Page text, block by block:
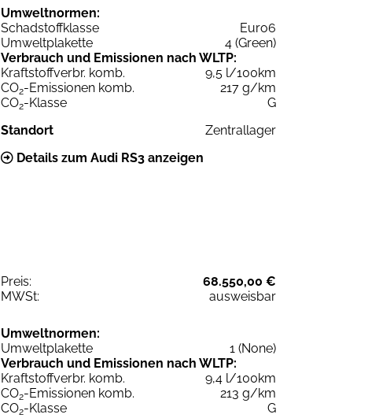
Umweltnormen:
Schadstoffklasse
Euro6
Umweltplakette
4 (Green)
Verbrauch und Emissionen nach WLTP:
Kraftstoffverbr. komb.
9,5 l/100km
CO2-Emissionen komb.
217 g/km
CO2-Klasse
G
Standort
Zentrallager
Details zum Audi RS3 anzeigen
Preis:
68.550,00 €
MWSt:
ausweisbar
Umweltnormen:
Umweltplakette
1 (None)
Verbrauch und Emissionen nach WLTP:
Kraftstoffverbr. komb.
9,4 l/100km
CO2-Emissionen komb.
213 g/km
CO2-Klasse
G